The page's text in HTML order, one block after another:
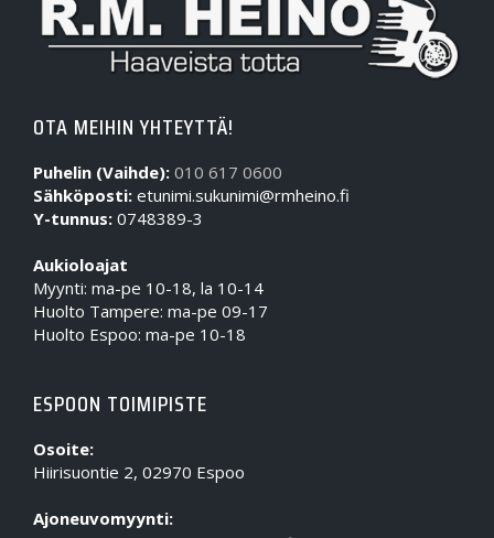
OTA MEIHIN YHTEYTTÄ!
Puhelin (Vaihde): 010 617 0600
Sähköposti: etunimi.sukunimi@rmheino.fi
Y-tunnus: 0748389-3
Aukioloajat
Myynti: ma-pe 10-18, la 10-14
Huolto Tampere: ma-pe 09-17
Huolto Espoo: ma-pe 10-18
ESPOON TOIMIPISTE
Osoite:
Hiirisuontie 2, 02970 Espoo
Ajoneuvomyynti: